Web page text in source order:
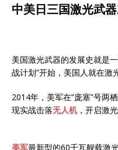
中美日三国激光武
美国激光武器的发展史就是
战计划”开始，美国人就在激
2014年，美军在“庞塞”号两
现实战击落无人机，开启激
美军最新型的60千瓦舰载激